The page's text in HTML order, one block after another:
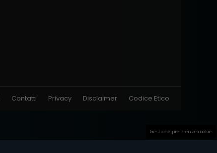
Contatti Privacy Disclaimer Codice Etico
Gestione preferenze cookie